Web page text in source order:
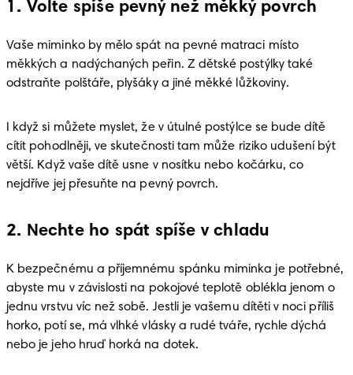
1. Volte spíše pevný než měkký povrch
Vaše miminko by mělo spát na pevné matraci místo
měkkých a nadýchaných peřin. Z dětské postýlky také
odstraňte polštáře, plyšáky a jiné měkké lůžkoviny.
I když si můžete myslet, že v útulné postýlce se bude dítě
cítit pohodlněji, ve skutečnosti tam může riziko udušení být
větší. Když vaše dítě usne v nosítku nebo kočárku, co
nejdříve jej přesuňte na pevný povrch.
2. Nechte ho spát spíše v chladu
K bezpečnému a příjemnému spánku miminka je potřebné,
abyste mu v závislosti na pokojové teplotě oblékla jenom o
jednu vrstvu víc než sobě. Jestli je vašemu dítěti v noci příliš
horko, potí se, má vlhké vlásky a rudé tváře, rychle dýchá
nebo je jeho hruď horká na dotek.